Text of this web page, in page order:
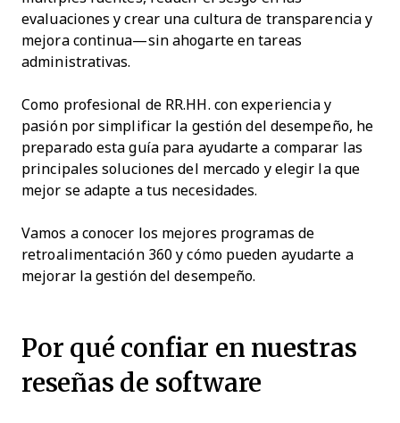
evaluaciones y crear una cultura de transparencia y
mejora continua—sin ahogarte en tareas
administrativas.
Como profesional de RR.HH. con experiencia y
pasión por simplificar la gestión del desempeño, he
preparado esta guía para ayudarte a comparar las
principales soluciones del mercado y elegir la que
mejor se adapte a tus necesidades.
Vamos a conocer los mejores programas de
retroalimentación 360 y cómo pueden ayudarte a
mejorar la gestión del desempeño.
Por qué confiar en nuestras
reseñas de software